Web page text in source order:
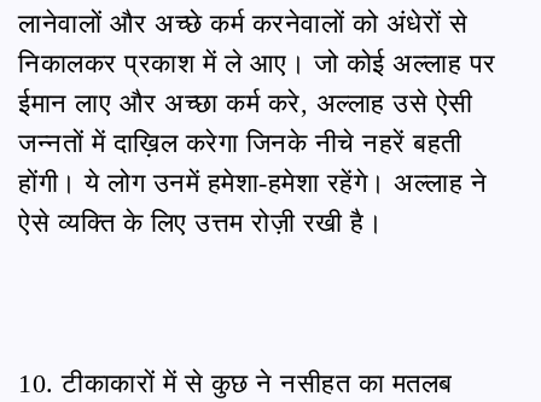
लानेवालों और अच्छे कर्म करनेवालों को अंधेरों से
निकालकर प्रकाश में ले आए। जो कोई अल्लाह पर
ईमान लाए और अच्छा कर्म करे, अल्लाह उसे ऐसी
जन्नतों में दाख़िल करेगा जिनके नीचे नहरें बहती
होंगी। ये लोग उनमें हमेशा-हमेशा रहेंगे। अल्लाह ने
ऐसे व्यक्ति के लिए उत्तम रोज़ी रखी है।
10. टीकाकारों में से कुछ ने नसीहत का मतलब